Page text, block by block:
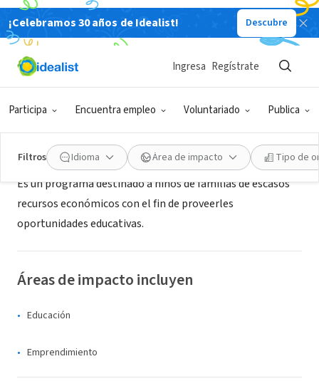
¡Celebramos 30 años de Idealist! Descubre
Participa Encuentra empleo Voluntariado Publica
Ingresa Regístrate
Filtros Idioma Área de impacto Tipo de
ORGANIZACIÓN SIN FIN DE LUCRO
Proyecto Spel
Acerca de
Es un programa destinado a niños de familias de escasos
recursos económicos con el fin de proveerles
oportunidades educativas.
Áreas de impacto incluyen
Educación
Emprendimiento